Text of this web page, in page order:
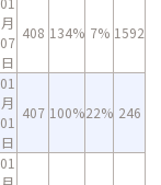
月
07
日
408 134% 7% 1592
01
月
01
日
407 100%22% 246
01